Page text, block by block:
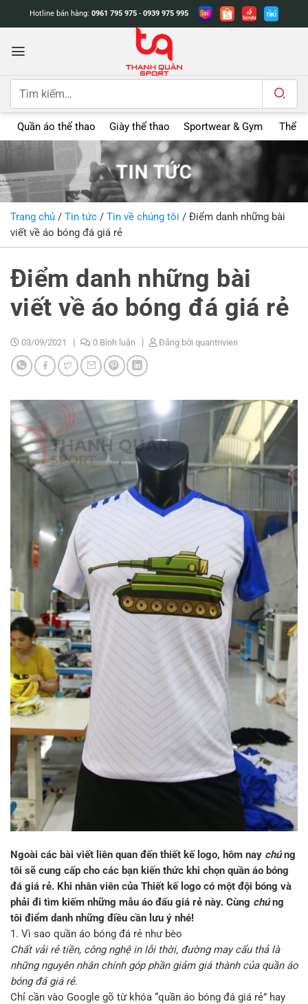
dung
Hotline bán hàng: 0961 795 975 - 0939 975 995
Tìm
Quần áo thể thao Giày thể thao Sportwear & Gym Thể
TIN TỨC
Trang chủ / Tin tức / Tin về chúng tôi / Điểm danh những bài
viết về áo bóng đá giá rẻ
Điểm danh những bài
viết về áo bóng đá giá rẻ
03/09/2021 0 Bình luận Đăng bởi quantrivien
Ngoài các bài viết liên quan đến thiết kế logo, hôm nay chúng
tôi sẽ cung cấp cho các bạn kiến thức khi chọn quần áo bóng
đá giá rẻ. Khi nhân viên của Thiết kế logo có một đội bóng và
phải đi tìm kiếm những mẫu áo đấu giá rẻ này. Cùng chúng
tôi điểm danh những điều cần lưu ý nhé!
1. Vì sao quần áo bóng đá rẻ như bèo
Chất vải rẻ tiền, công nghệ in lỗi thời, đường may cẩu thả là
những nguyên nhân chính góp phần giảm giá thành của quần áo
bóng đá giá rẻ.
Chỉ cần vào Google gõ từ khóa “quần áo bóng đá giá rẻ” hay